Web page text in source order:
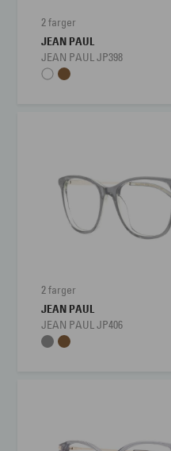
2 farger
JEAN PAUL
JEAN PAUL JP398
2 farger
JEAN PAUL
JEAN PAUL JP406